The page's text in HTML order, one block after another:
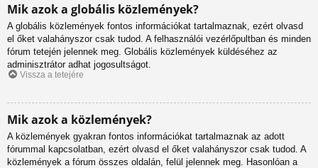
Mik azok a globális közlemények?
A globális közlemények fontos információkat tartalmaznak, ezért olvasd
el őket valahányszor csak tudod. A felhasználói vezérlőpultban és minden
fórum tetején jelennek meg. Globális közlemények küldéséhez az
adminisztrátor adhat jogosultságot.
Vissza a tetejére
Mik azok a közlemények?
A közlemények gyakran fontos információkat tartalmaznak az adott
fórummal kapcsolatban, ezért olvasd el őket valahányszor csak tudod. A
közlemények a fórum összes oldalán, felül jelennek meg. Hasonlóan a